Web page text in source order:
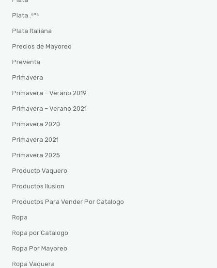
Plata .⁹²⁵
Plata Italiana
Precios de Mayoreo
Preventa
Primavera
Primavera – Verano 2019
Primavera – Verano 2021
Primavera 2020
Primavera 2021
Primavera 2025
Producto Vaquero
Productos Ilusion
Productos Para Vender Por Catalogo
Ropa
Ropa por Catalogo
Ropa Por Mayoreo
Ropa Vaquera